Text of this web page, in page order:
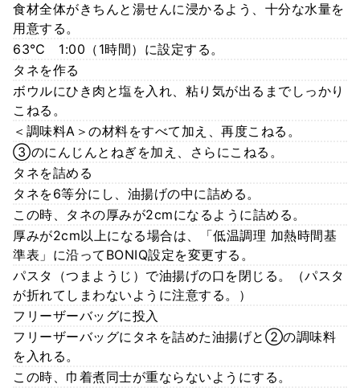
食材全体がきちんと湯せんに浸かるよう、十分な水量を
用意する。
63℃ 1:00（1時間）に設定する。
タネを作る
ボウルにひき肉と塩を入れ、粘り気が出るまでしっかり
こねる。
＜調味料A＞の材料をすべて加え、再度こねる。
③のにんじんとねぎを加え、さらにこねる。
タネを詰める
タネを6等分にし、油揚げの中に詰める。
この時、タネの厚みが2cmになるように詰める。
厚みが2cm以上になる場合は、「低温調理 加熱時間基
準表」に沿ってBONIQ設定を変更する。
パスタ（つまようじ）で油揚げの口を閉じる。（パスタ
が折れてしまわないように注意する。）
フリーザーバッグに投入
フリーザーバッグにタネを詰めた油揚げと②の調味料
を入れる。
この時、巾着煮同士が重ならないようにする。